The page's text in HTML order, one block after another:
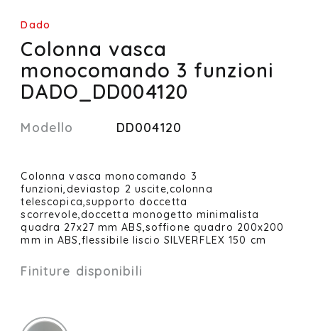
Dado
Colonna vasca
monocomando 3 funzioni
DADO_DD004120
Modello DD004120
Colonna vasca monocomando 3
funzioni,deviastop 2 uscite,colonna
telescopica,supporto doccetta
scorrevole,doccetta monogetto minimalista
quadra 27x27 mm ABS,soffione quadro 200x200
mm in ABS,flessibile liscio SILVERFLEX 150 cm
Finiture disponibili